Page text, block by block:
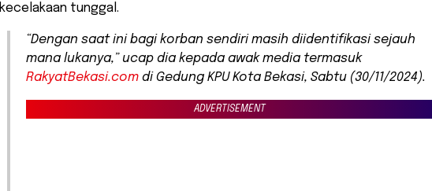
kecelakaan tunggal.
“Dengan saat ini bagi korban sendiri masih diidentifikasi sejauh
mana lukanya,” ucap dia kepada awak media termasuk
RakyatBekasi.com di Gedung KPU Kota Bekasi, Sabtu (30/11/2024).
ADVERTISEMENT